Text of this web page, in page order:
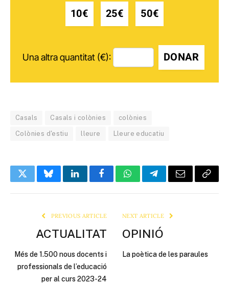
10€ 25€ 50€
Una altra quantitat (€): DONAR
Casals Casals i colònies colònies
Colònies d'estiu lleure Lleure educatiu
TwitterBlueskyLinkedInFacebookWhatsAppTelegramEmail Copy
PREVIOUS ARTICLE
ACTUALITAT
Més de 1.500 nous docents i
professionals de l’educació
per al curs 2023-24
NEXT ARTICLE
OPINIÓ
La poètica de les paraules